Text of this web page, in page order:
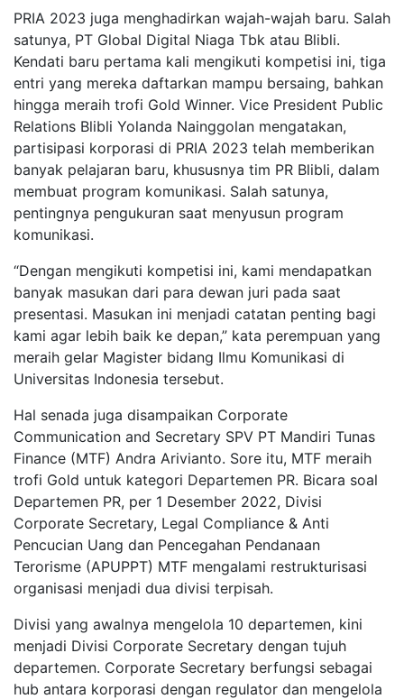
PRIA 2023 juga menghadirkan wajah-wajah baru. Salah
satunya, PT Global Digital Niaga Tbk atau Blibli.
Kendati baru pertama kali mengikuti kompetisi ini, tiga
entri yang mereka daftarkan mampu bersaing, bahkan
hingga meraih trofi Gold Winner. Vice President Public
Relations Blibli Yolanda Nainggolan mengatakan,
partisipasi korporasi di PRIA 2023 telah memberikan
banyak pelajaran baru, khususnya tim PR Blibli, dalam
membuat program komunikasi. Salah satunya,
pentingnya pengukuran saat menyusun program
komunikasi.
“Dengan mengikuti kompetisi ini, kami mendapatkan
banyak masukan dari para dewan juri pada saat
presentasi. Masukan ini menjadi catatan penting bagi
kami agar lebih baik ke depan,” kata perempuan yang
meraih gelar Magister bidang Ilmu Komunikasi di
Universitas Indonesia tersebut.
Hal senada juga disampaikan Corporate
Communication and Secretary SPV PT Mandiri Tunas
Finance (MTF) Andra Arivianto. Sore itu, MTF meraih
trofi Gold untuk kategori Departemen PR. Bicara soal
Departemen PR, per 1 Desember 2022, Divisi
Corporate Secretary, Legal Compliance & Anti
Pencucian Uang dan Pencegahan Pendanaan
Terorisme (APUPPT) MTF mengalami restrukturisasi
organisasi menjadi dua divisi terpisah.
Divisi yang awalnya mengelola 10 departemen, kini
menjadi Divisi Corporate Secretary dengan tujuh
departemen. Corporate Secretary berfungsi sebagai
hub antara korporasi dengan regulator dan mengelola